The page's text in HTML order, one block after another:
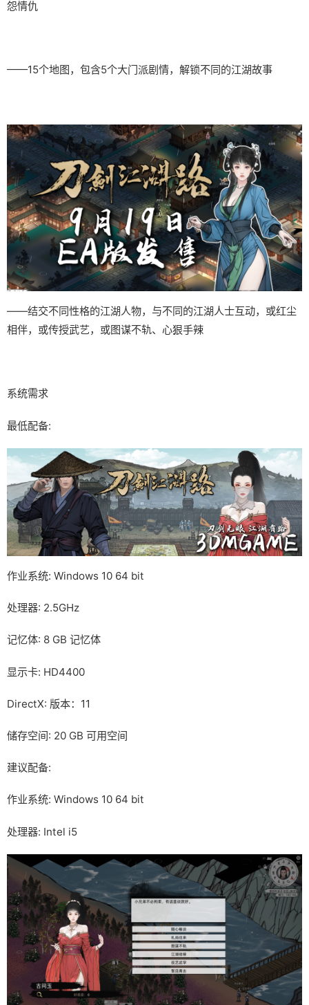
怨情仇
——15个地图，包含5个大门派剧情，解锁不同的江湖故事
——结交不同性格的江湖人物，与不同的江湖人士互动，或红尘
相伴，或传授武艺，或图谋不轨、心狠手辣
系统需求
最低配备:
作业系统: Windows 10 64 bit
处理器: 2.5GHz
记忆体: 8 GB 记忆体
显示卡: HD4400
DirectX: 版本：11
储存空间: 20 GB 可用空间
建议配备:
作业系统: Windows 10 64 bit
处理器: Intel i5